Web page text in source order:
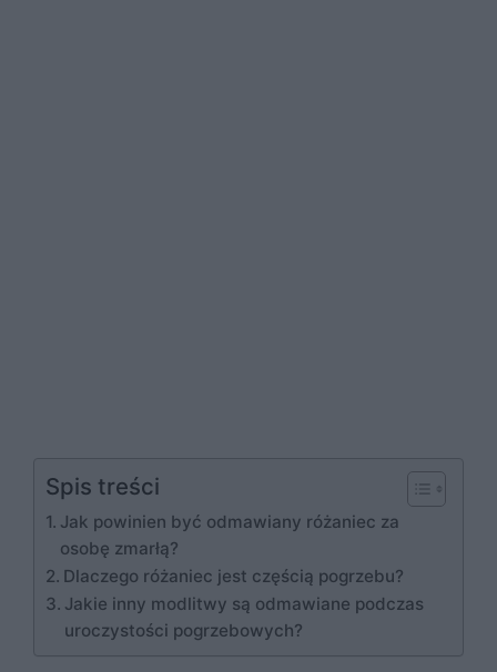
Spis treści
Jak powinien być odmawiany różaniec za
osobę zmarłą?
Dlaczego różaniec jest częścią pogrzebu?
Jakie inny modlitwy są odmawiane podczas
uroczystości pogrzebowych?